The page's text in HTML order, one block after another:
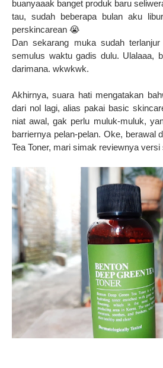
buanyaaak banget produk baru
tau, sudah beberapa bulan aku
perskincarean 😭
Dan sekarang muka sudah
semulus waktu gadis dulu. Ulalaaa,
darimana. wkwkwk.
Akhirnya, suara hati mengatakan
dari nol lagi, alias pakai basic
niat awal, gak perlu muluk-muluk,
barriernya pelan-pelan. Oke, berawal
Tea Toner, mari simak reviewnya versi